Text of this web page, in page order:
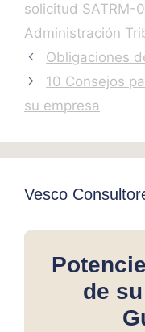
solicitud SATRM-
Administración
Obligaciones
10 Consejos
su empresa
Vesco
de